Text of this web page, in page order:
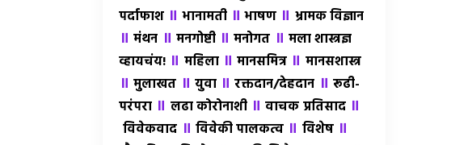
पर्दाफाश ॥भानामती ॥भाषण ॥ भ्रामक विज्ञान
॥मंथन ॥ मनगोष्टी ॥मनोगत ॥मला शास्त्रज्ञ
व्हायचंय! ॥ महिला ॥मानसमित्र ॥ मानसशास्त्र
॥मुलाखत ॥ युवा ॥रक्तदान/देहदान ॥रूढी-
परंपरा ॥ लढा कोरोनाशी ॥वाचक प्रतिसाद ॥
विवेकवाद ॥ विवेकी पालकत्व ॥ विशेष ॥